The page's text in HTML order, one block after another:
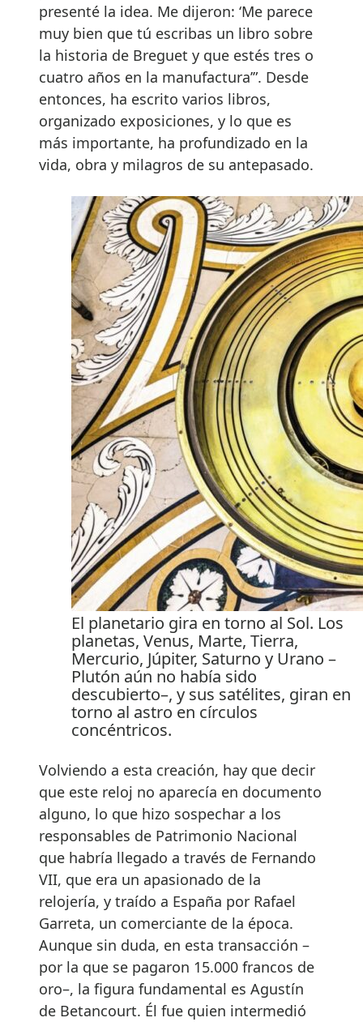
presenté la idea. Me dijeron: ‘Me parece
muy bien que tú escribas un libro sobre
la historia de Breguet y que estés tres o
cuatro años en la manufactura’”. Desde
entonces, ha escrito varios libros,
organizado exposiciones, y lo que es
más importante, ha profundizado en la
vida, obra y milagros de su antepasado.
El planetario gira en torno al Sol. Los
planetas, Venus, Marte, Tierra,
Mercurio, Júpiter, Saturno y Urano –
Plutón aún no había sido
descubierto–, y sus satélites, giran en
torno al astro en círculos
concéntricos.
Volviendo a esta creación, hay que decir
que este reloj no aparecía en documento
alguno, lo que hizo sospechar a los
responsables de Patrimonio Nacional
que habría llegado a través de Fernando
VII, que era un apasionado de la
relojería, y traído a España por Rafael
Garreta, un comerciante de la época.
Aunque sin duda, en esta transacción –
por la que se pagaron 15.000 francos de
oro–, la figura fundamental es Agustín
de Betancourt. Él fue quien intermedió